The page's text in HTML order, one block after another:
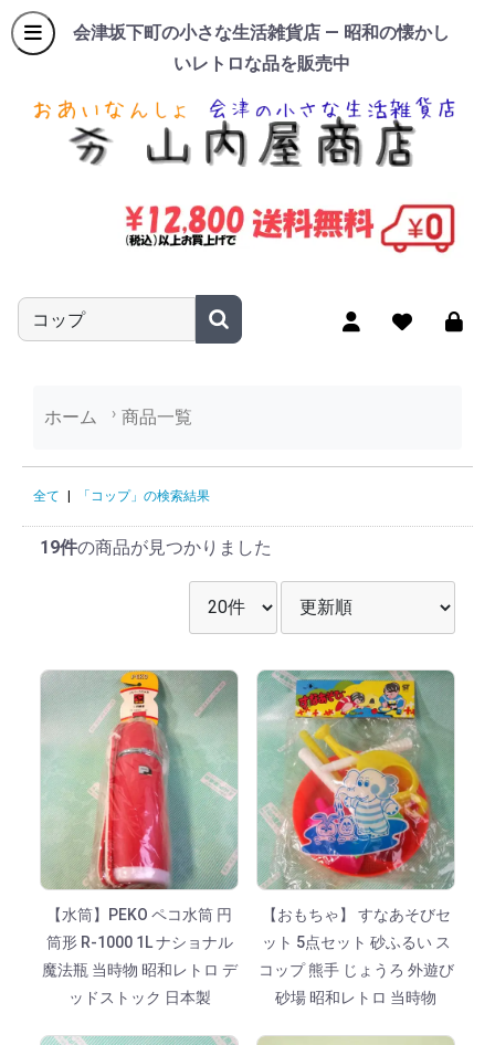
会津坂下町の小さな生活雑貨店 — 昭和の懐かし
いレトロな品を販売中
商品名やキーワードを入力
ホーム 商品一覧
「コップ」の検索結果
全て 「コップ」の検索結果
19件の商品が見つかりました
並び順を選択
【水筒】PEKO ペコ水筒 円
筒形 R-1000 1L ナショナル
魔法瓶 当時物 昭和レトロ デ
ッドストック 日本製
【おもちゃ】 すなあそびセ
ット 5点セット 砂ふるい ス
コップ 熊手 じょうろ 外遊び
砂場 昭和レトロ 当時物